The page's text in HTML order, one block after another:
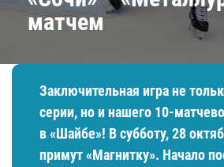
матчем
Заключительная игра не
серии, но и нашего 10-
в «Шайбе»! В субботу, 28
примут «Магнитку». Начало